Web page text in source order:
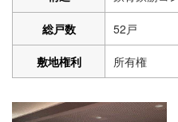
総戸数 52戸
敷地権利 所有権